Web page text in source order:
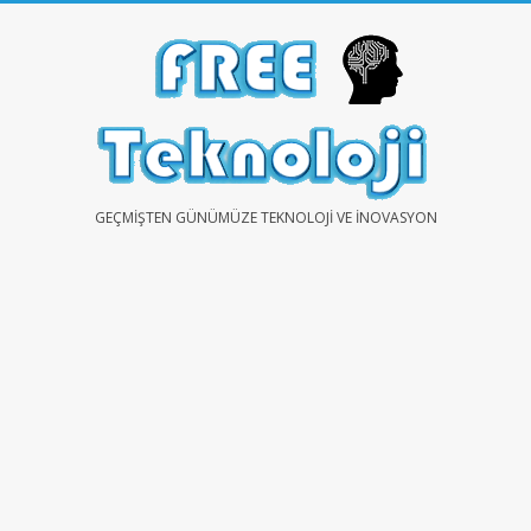
FREEGEÇMIŞTEN GÜNÜMÜZE TEKNOLOJI VE İNOVASYON